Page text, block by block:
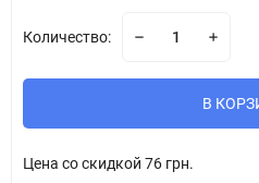
Количество:
В
Цена со скидкой 76 грн.